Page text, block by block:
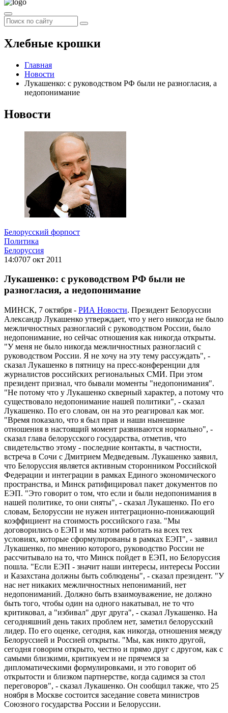
Хлебные крошки
Главная
Новости
Лукашенко: с руководством РФ были не разногласия, а
недопонимание
Новости
Белорусский форпост
Политика
Белоруссия
14:0707 окт 2011
Лукашенко: с руководством РФ были не
разногласия, а недопонимание
МИНСК, 7 октября - РИА Новости. Президент Белоруссии
Александр Лукашенко утверждает, что у него никогда не было
межличностных разногласий с руководством России, было
недопонимание, но сейчас отношения как никогда открыты.
"У меня не было никогда межличностных разногласий с
руководством России. Я не хочу на эту тему рассуждать", -
сказал Лукашенко в пятницу на пресс-конференции для
журналистов российских региональных СМИ. При этом
президент признал, что бывали моменты "недопонимания".
"Не потому что у Лукашенко скверный характер, а потому что
существовало недопонимание нашей политики", - сказал
Лукашенко. По его словам, он на это реагировал как мог.
"Время показало, что я был прав и наши нынешние
отношения в настоящий момент развиваются нормально", -
сказал глава белорусского государства, отметив, что
свидетельство этому - последние контакты, в частности,
встреча в Сочи с Дмитрием Медведевым. Лукашенко заявил,
что Белоруссия является активным сторонником Российской
Федерации и интеграции в рамках Единого экономического
пространства, и Минск ратифицировал пакет документов по
ЕЭП. "Это говорит о том, что если и были недопонимания в
нашей политике, то они сняты", - сказал Лукашенко. По его
словам, Белоруссии не нужен интеграционно-понижающий
коэффициент на стоимость российского газа. "Мы
договорились о ЕЭП и мы хотим работать на всех тех
условиях, которые сформулированы в рамках ЕЭП", - заявил
Лукашенко, по мнению которого, руководство России не
рассчитывало на то, что Минск пойдет в ЕЭП, но Белоруссия
пошла. "Если ЕЭП - значит наши интересы, интересы России
и Казахстана должны быть соблюдены", - сказал президент. "У
нас нет никаких межличностных непониманий, нет
недопониманий. Должно быть взаимоуважение, не должно
быть того, чтобы один на одного накатывал, не то что
критиковал, а "избивал" друг друга", - сказал Лукашенко. На
сегодняшний день таких проблем нет, заметил белорусский
лидер. По его оценке, сегодня, как никогда, отношения между
Белоруссией и Россией открыты. "Мы, как никто другой,
сегодня говорим открыто, честно и прямо друг с другом, как с
самыми близкими, критикуем и не прячемся за
дипломатическими формулировками, и это говорит об
открытости и близком партнерстве, когда садимся за стол
переговоров", - сказал Лукашенко. Он сообщил также, что 25
ноября в Москве состоится заседание совета министров
Союзного государства России и Белоруссии.